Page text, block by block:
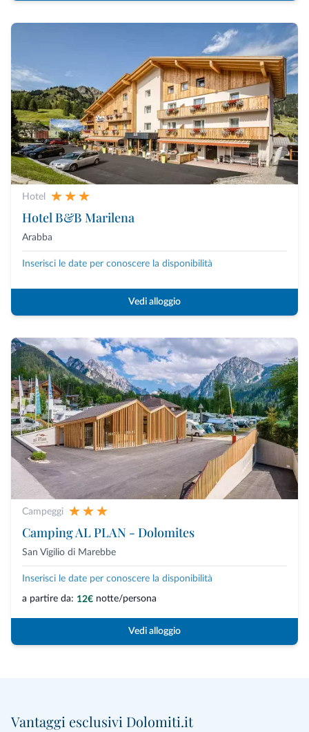
Hotel
Hotel B&B Marilena
Arabba
Inserisci le date per conoscere la disponibilità
Vedi alloggio
Campeggi
Camping AL PLAN - Dolomites
San Vigilio di Marebbe
Inserisci le date per conoscere la disponibilità
a partire da: 12€ notte/persona
Vedi alloggio
Vantaggi esclusivi Dolomiti.it